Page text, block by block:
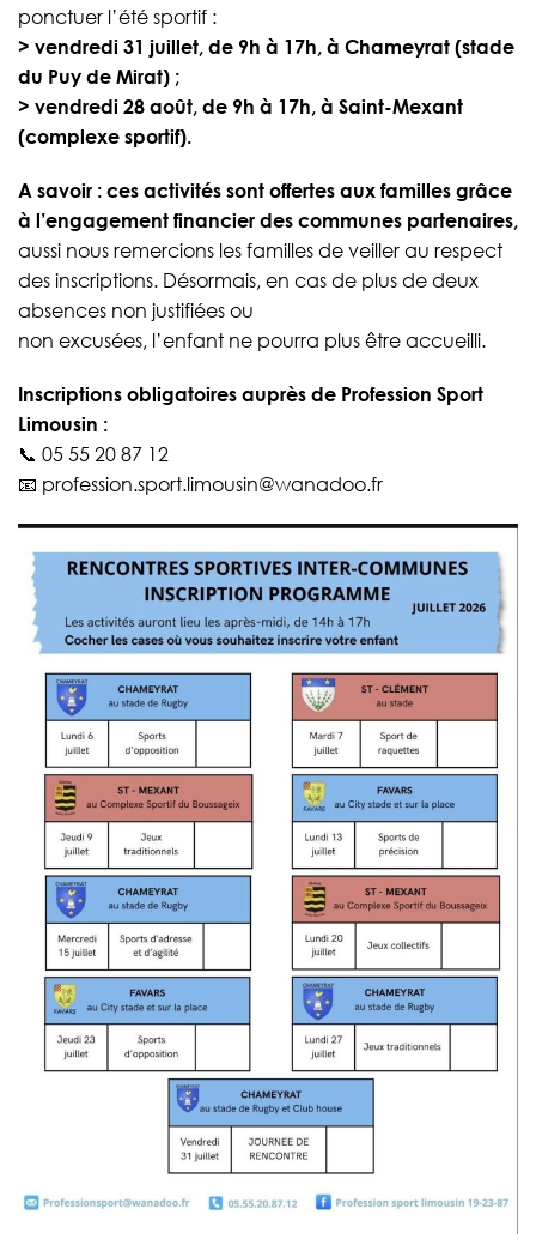
ponctuer l’été sportif :
> vendredi 31 juillet, de 9h à 17h, à Chameyrat (stade
du Puy de Mirat) ;
> vendredi 28 août, de 9h à 17h, à Saint-Mexant
(complexe sportif).
A savoir : ces activités sont offertes aux familles grâce
à l’engagement financier des communes partenaires,
aussi nous remercions les familles de veiller au respect
des inscriptions. Désormais, en cas de plus de deux
absences non justifiées ou
non excusées, l’enfant ne pourra plus être accueilli.
Inscriptions obligatoires auprès de Profession Sport
Limousin :
📞 05 55 20 87 12
📧 profession.sport.limousin@wanadoo.fr